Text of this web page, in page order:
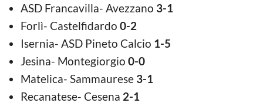
ASD Francavilla- Avezzano 3-1
Forlì- Castelfidardo 0-2
Isernia- ASD Pineto Calcio 1-5
Jesina- Montegiorgio 0-0
Matelica- Sammaurese 3-1
Recanatese- Cesena 2-1